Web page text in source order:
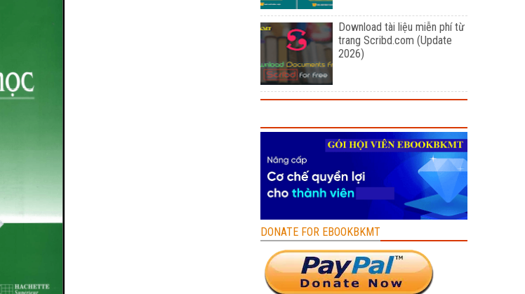
Download tài liệu miễn phí từ
trang Scribd.com (Update
2026)
DONATE FOR EBOOKBKMT